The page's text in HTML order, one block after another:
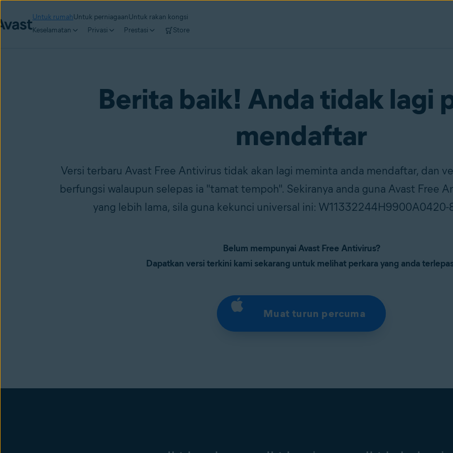
Untuk rumahUntuk perniagaanUntuk rakan kongsi
Keselamatan
Privasi Prestasi Store
Berita baik! Anda tidak lagi
mendaftar
Versi terbaru Avast Free Antivirus tidak akan lagi meminta anda mendaftar, dan
berfungsi walaupun selepas ia "tamat tempoh". Sekiranya anda guna Avast Free
yang lebih lama, sila guna kekunci universal ini:
Belum mempunyai Avast Free Antivirus?
Dapatkan versi terkini kami sekarang untuk melihat perkara yang anda
Muat turun percuma